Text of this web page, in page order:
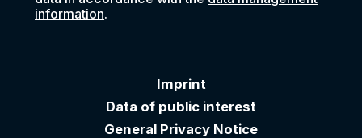
information.
Imprint
Data of public interest
General Privacy Notice